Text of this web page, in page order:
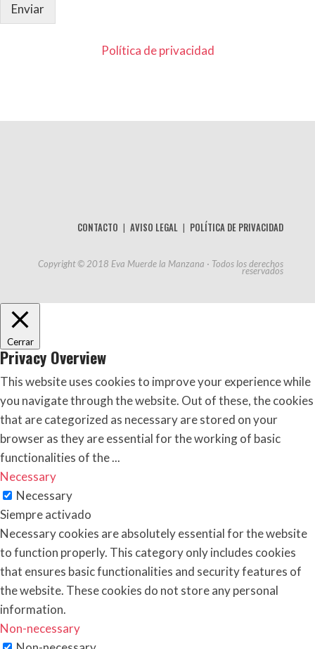
Enviar
Política de privacidad
CONTACTO AVISO LEGAL POLÍTICA DE PRIVACIDAD
Copyright © 2018 Eva Muerde la Manzana · Todos los derechos
reservados
Cerrar
Privacy Overview
This website uses cookies to improve your experience while
you navigate through the website. Out of these, the cookies
that are categorized as necessary are stored on your
browser as they are essential for the working of basic
functionalities of the...
Necessary
Necessary
Siempre activado
Necessary cookies are absolutely essential for the website
to function properly. This category only includes cookies
that ensures basic functionalities and security features of
the website. These cookies do not store any personal
information.
Non-necessary